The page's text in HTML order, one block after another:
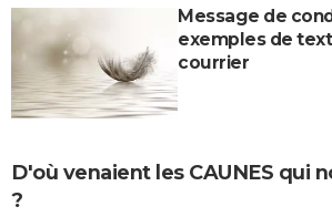
Message de
exemples de
courrier
D'où venaient les CAUNES qui
?